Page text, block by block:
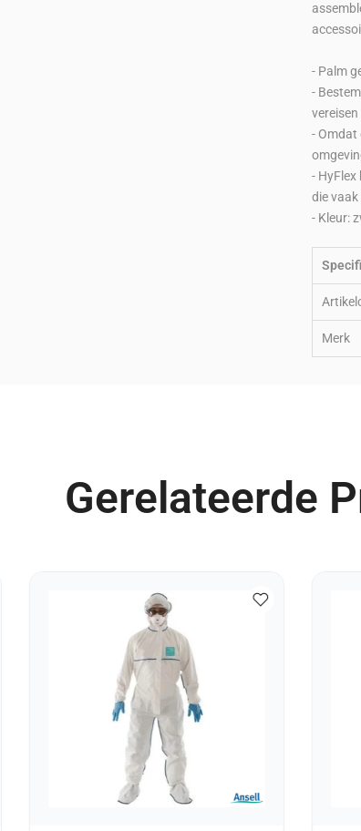
- Palm
-
vereisen
- Omdat
-
die
- Kleur:
Merk
Gerelateerde